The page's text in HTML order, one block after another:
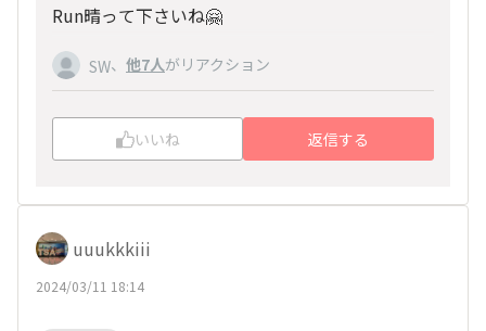
Run晴って下さいね🤗
SW、 他7人がリアクション
いいね 返信する
uuukkkiii
2024/03/11 18:14